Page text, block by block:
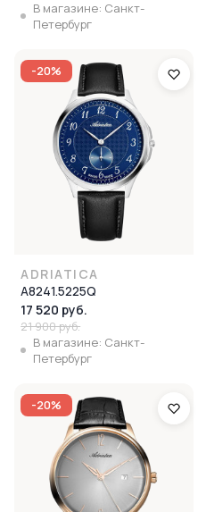
В магазине: Санкт-
Петербург
-20%
ADRIATICA
A8241.5225Q
17 520 руб.
21 900 руб.
В магазине: Санкт-
Петербург
-20%